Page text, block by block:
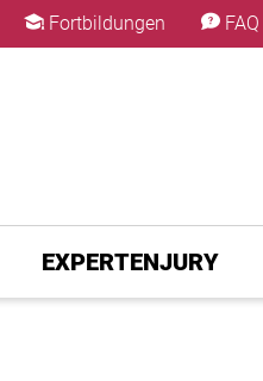
Fortbildungen FAQ
EXPERTENJURY